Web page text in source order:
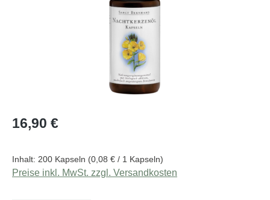
Regulärer Preis:
16,90 €
Inhalt: 200 Kapseln (0,08 € / 1 Kapseln)
Preise inkl. MwSt. zzgl. Versandkosten